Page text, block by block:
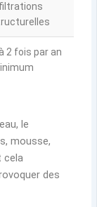
2 fois par an
le
mousse,
cela
des